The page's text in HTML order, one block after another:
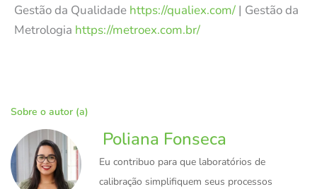
Gestão da Qualidade https://qualiex.com/ | Gestão da
Metrologia https://metroex.com.br/
Sobre o autor (a)
Poliana Fonseca
Eu contribuo para que laboratórios de
calibração simplifiquem seus processos